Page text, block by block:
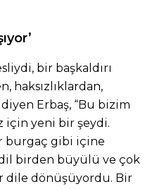
bir başkaldırı
haksızlıklardan,
Erbaş, “Bu bizim
için yeni bir şeydi.
burgaç gibi içine
birden büyülü ve çok
dile dönüşüyordu. Bir